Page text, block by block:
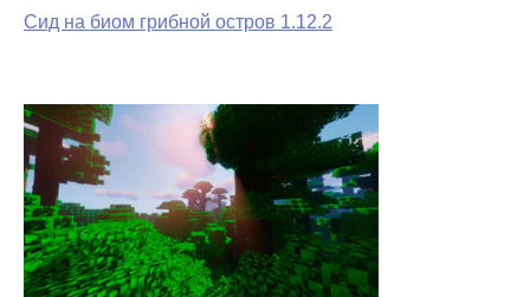
Сид на биом грибной остров 1.12.2